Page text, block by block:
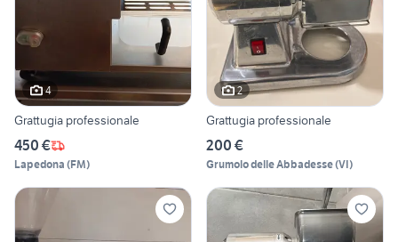
4
Grattugia professionale
450 €
Lapedona (FM)
2
Grattugia professionale
200 €
Grumolo delle Abbadesse(VI)